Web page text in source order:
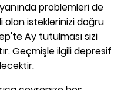
problemleri de
isteklerinizi doğru
Ay tutulması sizi
Geçmişle ilgili depresif